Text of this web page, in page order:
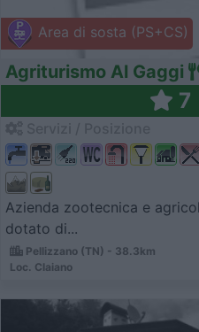
Area di sosta (PS+CS)
Agriturismo Al Gaggi
7
Azienda zootecnica e
dotato di...
Pellizzano (TN) - 38.3km
Loc. Claiano